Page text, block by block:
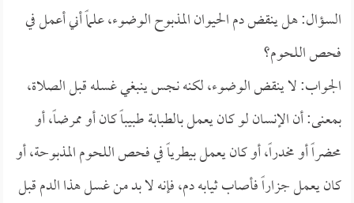
السؤال: هل ينقض دم الحيوان المذبوح الوضوء، علماً أني أعمل في
فحص اللحوم؟
الجواب: لا ينقض الوضوء، لكنه نجس ينبغي غسله قبل الصلاة،
بمعنى: أن الإنسان لو كان يعمل بالطبابة طبيباً كان أو ممرضاً، أو
محضراً أو مخدراً، أو كان يعمل بيطرياً في فحص اللحوم المذبوحة، أو
كان يعمل جزاراً فأصاب ثيابه دم، فإنه لا بد من غسل هذا الدم قبل